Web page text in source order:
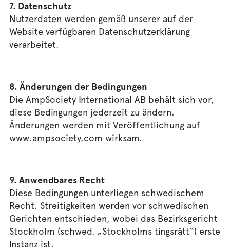
7. Datenschutz
Nutzerdaten werden gemäß unserer auf der
Website verfügbaren Datenschutzerklärung
verarbeitet.
8. Änderungen der Bedingungen
Die AmpSociety International AB behält sich vor,
diese Bedingungen jederzeit zu ändern.
Änderungen werden mit Veröffentlichung auf
www.ampsociety.com wirksam.
9. Anwendbares Recht
Diese Bedingungen unterliegen schwedischem
Recht. Streitigkeiten werden vor schwedischen
Gerichten entschieden, wobei das Bezirksgericht
Stockholm (schwed. „Stockholms tingsrätt“) erste
Instanz ist.